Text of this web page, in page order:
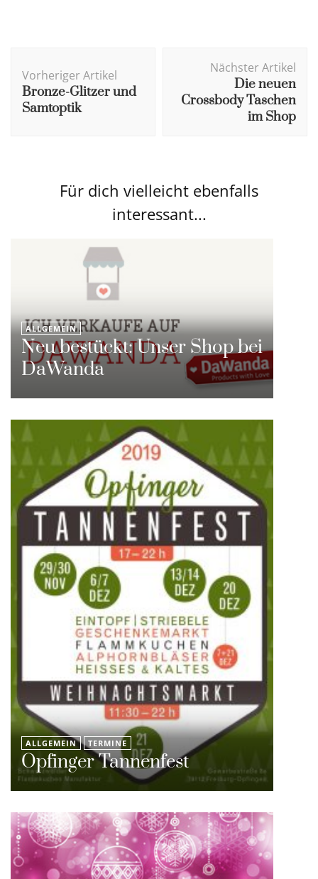
Vorheriger Artikel
Bronze-Glitzer und
Samtoptik
Nächster Artikel
Die neuen
Crossbody Taschen
im Shop
Für dich vielleicht ebenfalls
interessant...
ALLGEMEIN
Neu bestückt: Unser Shop bei
DaWanda
ALLGEMEIN TERMINE
Opfinger Tannenfest